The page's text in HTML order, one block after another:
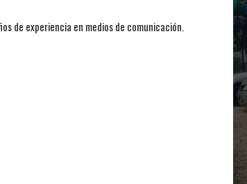
de experiencia en medios de comunicación.